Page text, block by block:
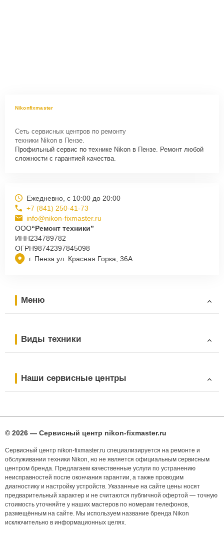
Nikonfixmaster
Сеть сервисных центров по ремонту
техники Nikon в Пензе.
Профильный сервис по технике Nikon в Пензе. Ремонт любой
сложности с гарантией качества.
г. Пенза ул. Красная Горка, 36А
Ежедневно, с 10:00 до 20:00
+7 (841) 250-41-73
info@nikon-fixmaster.ru
ООО“Ремонт техники”
ИНН234789782
ОГРН98742397845098
Меню
Виды техники
Наши сервисные центры
© 2026 — Сервисный центр nikon-fixmaster.ru
Сервисный центр nikon-fixmaster.ru специализируется на ремонте и
обслуживании техники Nikon, но не является официальным сервисным
центром бренда. Предлагаем качественные услуги по устранению
неисправностей после окончания гарантии, а также проводим
диагностику и настройку устройств. Указанные на сайте цены носят
предварительный характер и не считаются публичной офертой — точную
стоимость уточняйте у наших мастеров по номерам телефонов,
размещённым на сайте. Мы используем название бренда Nikon
исключительно в информационных целях.